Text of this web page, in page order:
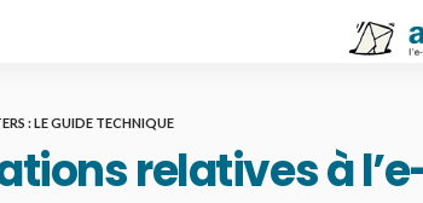
: LE GUIDE TECHNIQUE
relatives à